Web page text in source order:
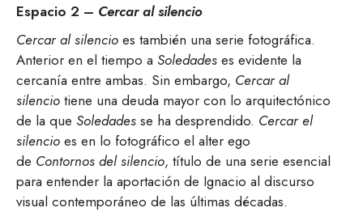
Espacio 2 – Cercar al silencio
Cercar al silencio es también una serie fotográfica.
Anterior en el tiempo a Soledades es evidente la
cercanía entre ambas. Sin embargo, Cercar al
silencio tiene una deuda mayor con lo arquitectónico
de la que Soledades se ha desprendido. Cercar el
silencio es en lo fotográfico el alter ego
de Contornos del silencio, título de una serie esencial
para entender la aportación de Ignacio al discurso
visual contemporáneo de las últimas décadas.